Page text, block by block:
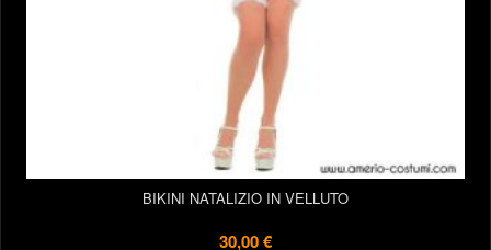
BIKINI NATALIZIO IN VELLUTO
30,00 €